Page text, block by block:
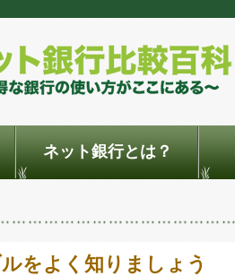
ネット銀行とは？
をよく知りましょう